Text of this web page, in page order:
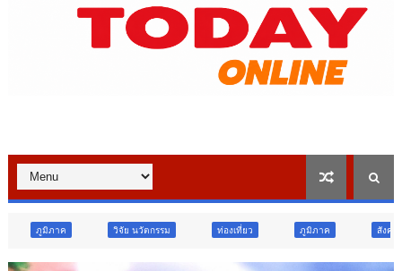
วิจัย นวัตกรรม ท่องเที่ยว ภูมิภาค สังคม